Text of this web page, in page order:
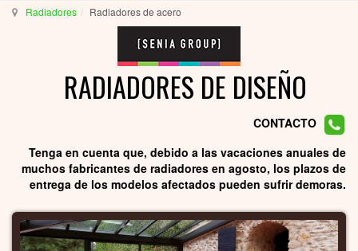
Radiadores Radiadores de acero
RADIADORES DE DISEÑO
CONTACTO
Tenga en cuenta que, debido a las vacaciones anuales de
muchos fabricantes de radiadores en agosto, los plazos de
entrega de los modelos afectados pueden sufrir demoras.